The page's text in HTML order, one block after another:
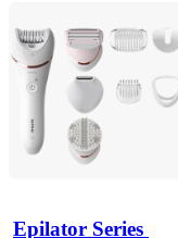
Epilator Series